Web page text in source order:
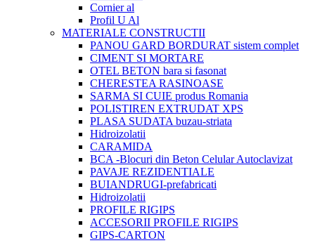
Cornier al
Profil U Al
MATERIALE CONSTRUCTII
PANOU GARD BORDURAT sistem complet
CIMENT SI MORTARE
OTEL BETON bara si fasonat
CHERESTEA RASINOASE
SARMA SI CUIE produs Romania
POLISTIREN EXTRUDAT XPS
PLASA SUDATA buzau-striata
Hidroizolatii
CARAMIDA
BCA -Blocuri din Beton Celular Autoclavizat
PAVAJE REZIDENTIALE
BUIANDRUGI-prefabricati
Hidroizolatii
PROFILE RIGIPS
ACCESORII PROFILE RIGIPS
GIPS-CARTON